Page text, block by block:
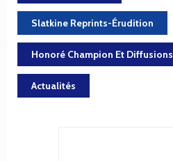
Slatkine Reprints-Érudition
Honoré Champion Et Diffusions
Actualités